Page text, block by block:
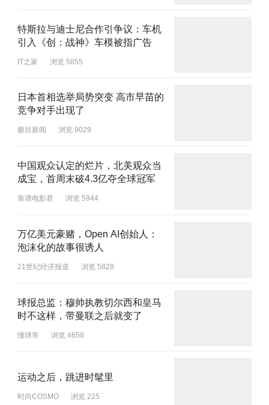
特斯拉与迪士尼合作引争议：车机
引入《创：战神》车模被指广告
IT之家 浏览 5855
日本首相选举局势突变 高市早苗的
竞争对手出现了
极目新闻 浏览 9029
中国观众认定的烂片，北美观众当
成宝，首周末破4.3亿夺全球冠军
靠谱电影君 浏览 5944
万亿美元豪赌，Open AI创始人：
泡沫化的故事很诱人
21世纪经济报道 浏览 5828
球报总监：穆帅执教切尔西和皇马
时不这样，带曼联之后就变了
懂球帝 浏览 4658
运动之后，跳进时髦里
时尚COSMO 浏览 225